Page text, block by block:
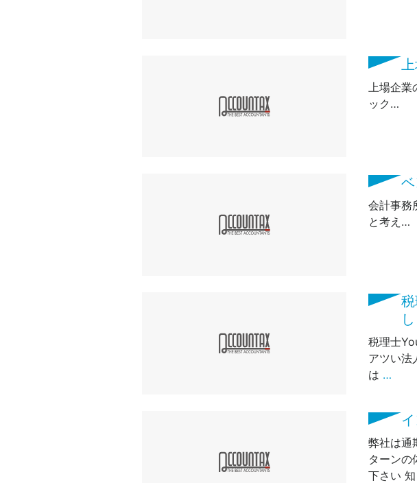
上場企
ック…
会計事務
と考え…
税理士
アツい法
は …
弊社は通
ターンの
下さい 知